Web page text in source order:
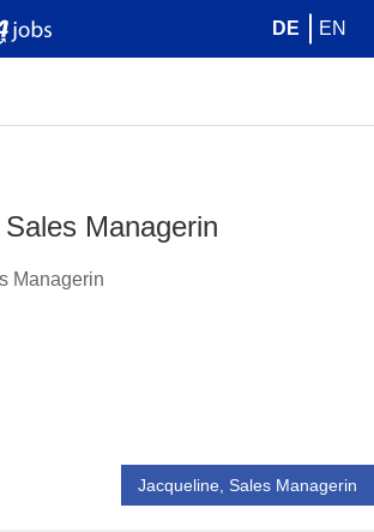
DE EN
Jacqueline, Sales Managerin
Managerin